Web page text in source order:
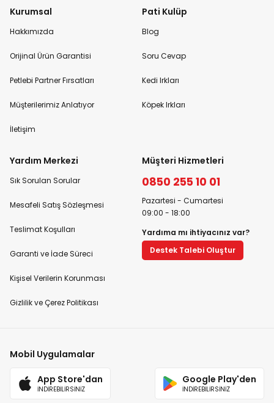
Kurumsal
Hakkımızda
Orijinal Ürün Garantisi
Petlebi Partner Fırsatları
Müşterilerimiz Anlatıyor
İletişim
Pati Kulüp
Blog
Soru Cevap
Kedi Irkları
Köpek Irkları
Yardım Merkezi
Sık Sorulan Sorular
Mesafeli Satış Sözleşmesi
Teslimat Koşulları
Garanti ve İade Süreci
Kişisel Verilerin Korunması
Gizlilik ve Çerez Politikası
Müşteri Hizmetleri
0850 255 10 01
Pazartesi - Cumartesi
09:00 - 18:00
Yardıma mı ihtiyacınız var?
Destek Talebi Oluştur
Mobil Uygulamalar
App Store'dan
İNDİREBİLİRSİNİZ
Google Play'den
İNDİREBİLİRSİNİZ